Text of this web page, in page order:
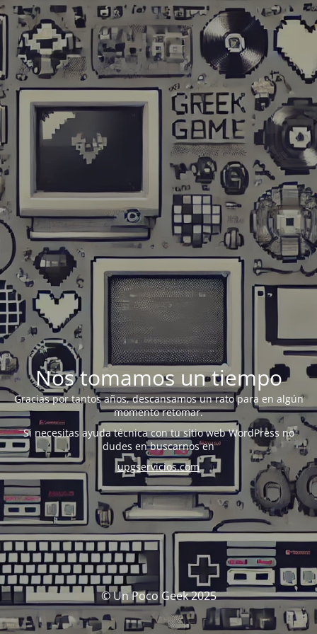
Nos tomamos un tiempo
Gracias por tantos años, descansamos un rato para en algún
momento retomar.
Si necesitas ayuda técnica con tu sitio web WordPress no
dudes en buscarnos en
upgservicios.com
© Un Poco Geek 2025